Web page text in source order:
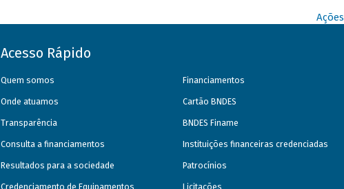
Ações
Acesso Rápido
Quem somos
Onde atuamos
Transparência
Consulta a financiamentos
Resultados para a sociedade
Credenciamento de Equipamentos
Financiamentos
Cartão BNDES
BNDES Finame
Instituições financeiras credenciadas
Patrocínios
Licitações